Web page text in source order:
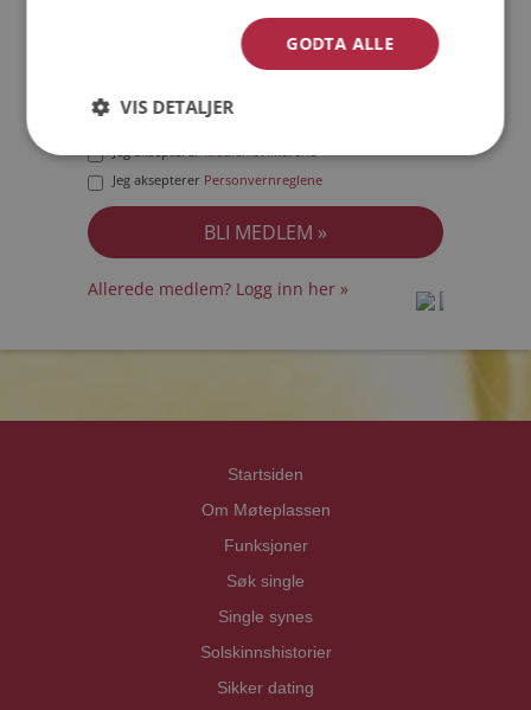
Jeg akseptererMedlemsvilkårene
Jeg aksepterer Personvernreglene
Allerede medlem? Logg inn her »
Startsiden
Om Møteplassen
Funksjoner
Søk single
Single synes
Solskinnshistorier
Sikker dating
GODTA ALLE
VIS DETALJER